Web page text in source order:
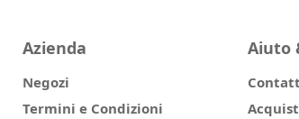
Azienda
Negozi
Termini e Condizioni
Aiuto